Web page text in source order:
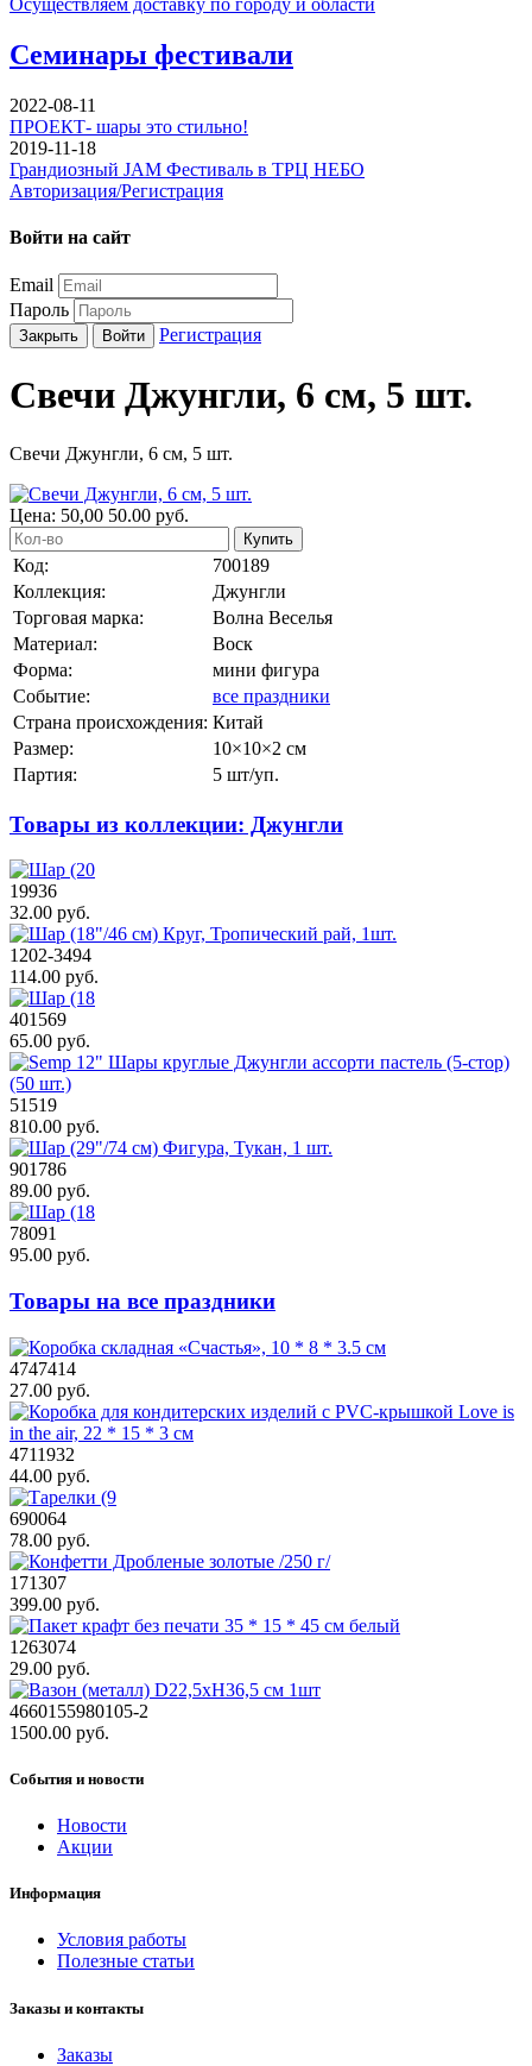
Семинары фестивали
2022-08-11
ПРОЕКТ- шары это стильно!
2019-11-18
Грандиозный JAM Фестиваль в ТРЦ НЕБО
Авторизация/Регистрация
Войти на сайт
Email
Пароль
Закрыть Войти Регистрация
Свечи Джунгли, 6 см, 5 шт.
Свечи Джунгли, 6 см, 5 шт.
Цена: 50,00 50.00 руб.
Купить
Код:
700189
Коллекция:
Джунгли
Торговая марка:
Волна Веселья
Материал:
Воск
Форма:
мини фигура
Событие:
все праздники
Страна происхождения: Китай
Размер:
10×10×2 см
Партия:
5 шт/уп.
Товары из коллекции: Джунгли
19936
32.00 руб.
1202-3494
114.00 руб.
401569
65.00 руб.
51519
810.00 руб.
901786
89.00 руб.
78091
95.00 руб.
Товары на все праздники
4747414
27.00 руб.
4711932
44.00 руб.
690064
78.00 руб.
171307
399.00 руб.
1263074
29.00 руб.
4660155980105-2
1500.00 руб.
События и новости
Новости
Акции
Информация
Условия работы
Полезные статьи
Заказы и контакты
Заказы